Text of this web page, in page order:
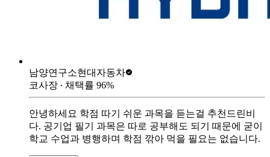
남양연구소현대자동차
코사장 ∙ 채택률 96%
안녕하세요 학점 따기 쉬운 과목을 듣는걸 추천드린비
다. 공기업 필기 과목은 따로 공부해도 되기 때문에 굳이
학교 수업과 병행하며 학점 깎아 먹을 필요는 없습니다.